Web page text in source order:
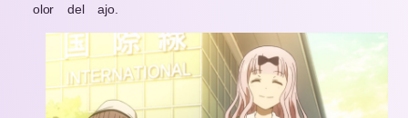
olor del ajo.